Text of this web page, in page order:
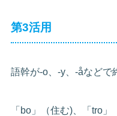
第3活用
語幹が-o、-y、-åなどで
「bo」（住む)、「tro」